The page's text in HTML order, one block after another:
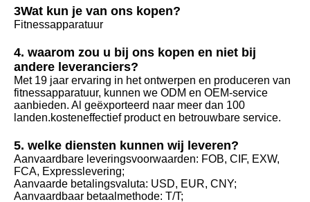
3Wat kun je van ons kopen?
Fitnessapparatuur
4. waarom zou u bij ons kopen en niet bij
andere leveranciers?
Met 19 jaar ervaring in het ontwerpen en produceren van
fitnessapparatuur, kunnen we ODM en OEM-service
aanbieden. Al geëxporteerd naar meer dan 100
landen.kosteneffectief product en betrouwbare service.
5. welke diensten kunnen wij leveren?
Aanvaardbare leveringsvoorwaarden: FOB, CIF, EXW,
FCA, Expresslevering;
Aanvaarde betalingsvaluta: USD, EUR, CNY;
Aanvaardbaar betaalmethode: T/T;